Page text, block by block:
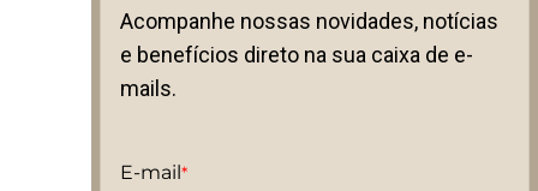
Acompanhe nossas novidades, notícias
e benefícios direto na sua caixa de e-
mails.
E-mail *